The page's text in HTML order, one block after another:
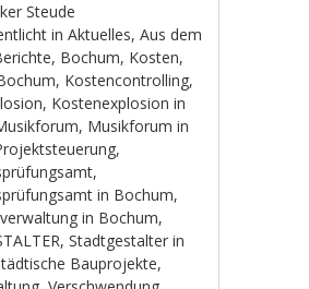
Steude
inAktuelles,Aus dem
, Bochum, Kosten,
, Kostencontrolling,
, Kostenexplosion in
, Musikforum in
,
,
in Bochum,
in Bochum,
,Stadtgestalter in
Bauprojekte,